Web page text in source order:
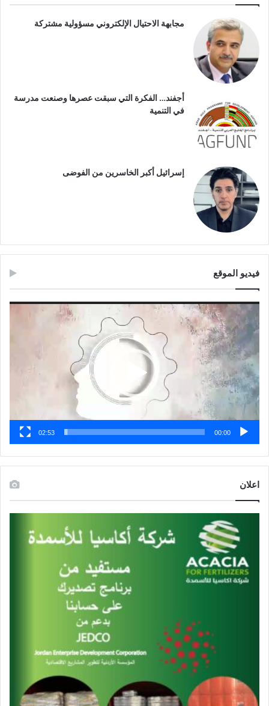
مجابهة الاحتيال الإلكتروني مسؤولية مشتركة
أجفند… الفكرة التي سبقت عصرها وصنعت مدرسة
في التنمية
إسرائيل أكبر الخاسرين من الفوضى
فيديو الموقع
مشغل
الفيديو
00:00
02:53
اعلان